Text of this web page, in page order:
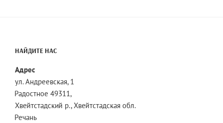
НАЙДИТЕ НАС
Адрес
ул. Андреевская, 1
Радостное 49311,
Хвейтстадский р., Хвейтстадская обл.
Речань